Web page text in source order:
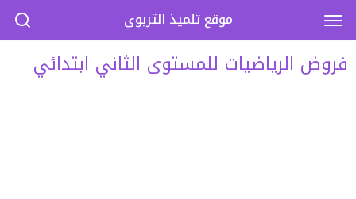
فروض الرياضيات للمستوى الثاني ابتدائي
موقع تلميذ التربوي